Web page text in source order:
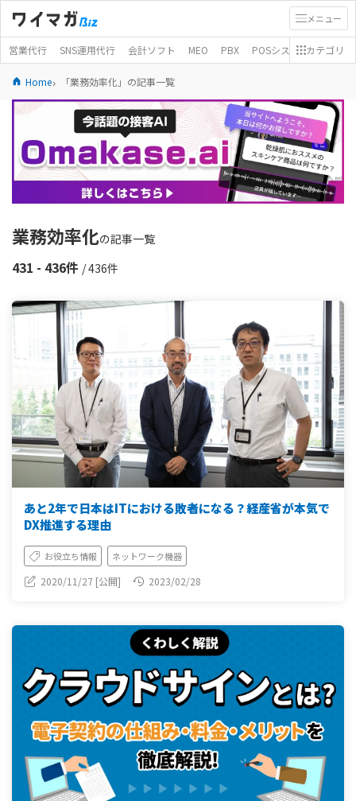
メニュー
営業代行 SNS運用代行 会計ソフト MEO PBX POSシステム モバイ
カテゴリ
Home 「業務効率化」の記事一覧
業務効率化の記事一覧
431 - 436件 / 436件
あと2年で日本はITにおける敗者になる？経産省が本気で
DX推進する理由
お役立ち情報 ネットワーク機器
2020/11/27 [公開] 2023/02/28